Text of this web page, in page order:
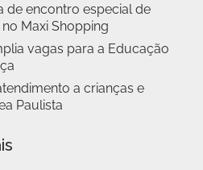
de encontro especial de
no Maxi Shopping
vagas para a Educação
a crianças e
Paulista